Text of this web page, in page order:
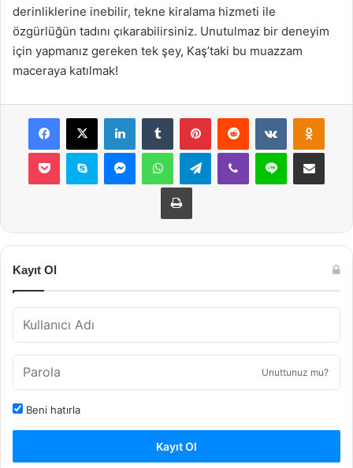
derinliklerine inebilir, tekne kiralama hizmeti ile
özgürlüğün tadını çıkarabilirsiniz. Unutulmaz bir deneyim
için yapmanız gereken tek şey, Kaş’taki bu muazzam
maceraya katılmak!
Facebook
X LinkedInTumblr PinterestReddit VKontakte
Pocket Skype MessengerWhatsAppTelegramViber Line E-Posta ile
Yazdır
Kayıt Ol
Unuttunuz mu?
Beni hatırla
Kayıt Ol